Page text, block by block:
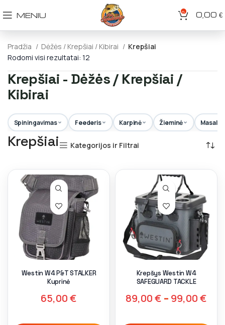
MENIU 0 0,00 €
Pradžia Dėžės / Krepšiai / Kibirai
Krepšiai
Rodomi visi rezultatai: 12
Krepšiai - Dėžės / Krepšiai /
Kibirai
Spiningavimas Feederis Karpinė Žieminė Masalai
Krepšiai Kategorijos ir Filtrai
Westin W4 P&T STALKER
Kuprinė
65,00€
Krepšys Westin W4
SAFEGUARD TACKLE
89,00€ – 99,00€